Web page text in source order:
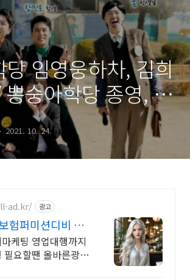
당 임영웅하차, 김희
숭아학당 종영, 사
타 종영
2021. 10. 24.
ad.kr/ 광고
험퍼미션디비 디
문 실행사
케팅 영업대행까지
필요할땐 올바른광고